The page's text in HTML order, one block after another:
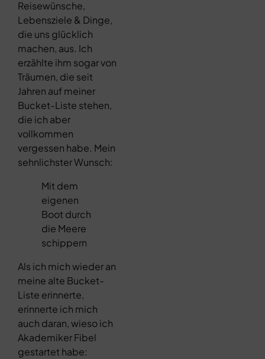
Reisewünsche,
Lebensziele & Dinge,
die uns glücklich
machen, aus. Ich
erzählte ihm sogar von
Träumen, die seit
Jahren auf meiner
Bucket-Liste stehen,
die ich aber
vollkommen
vergessen habe. Mein
sehnlichster Wunsch:
Mit dem
eigenen
Boot durch
die Meere
schippern
Als ich mich wieder an
meine alte Bucket-
Liste erinnerte,
erinnerte ich mich
auch daran, wieso ich
Akademiker Fibel
gestartet habe: